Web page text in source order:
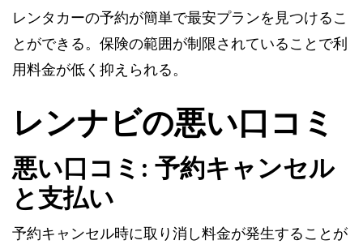
レンタカーの予約が簡単で最安プランを見つけるこ
とができる。保険の範囲が制限されていることで利
用料金が低く抑えられる。
レンナビの悪い口コミ
悪い口コミ: 予約キャンセル
と支払い
予約キャンセル時に取り消し料金が発生することが